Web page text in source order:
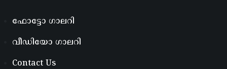
ഫോട്ടോ ഗാലറി
വീഡിയോ ഗാലറി
Contact Us